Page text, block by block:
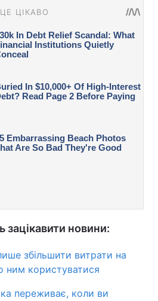
новини:
збільшити витрати на
ним користуватися
переживає, коли ви